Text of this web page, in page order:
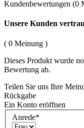
Kundenbewertungen (0
Unsere Kunden
( 0 Meinung )
Dieses Produkt wurde
Bewertung ab.
Teilen Sie uns Ihre
Rückgabe
Ein Konto eröffnen
Anrede*